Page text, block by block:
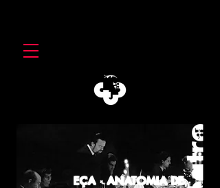
EÇA · ANATOMIA DE